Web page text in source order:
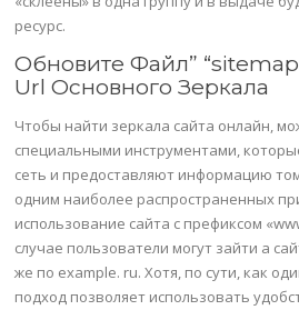
ресурс.
Обновите Файл”
Url Основного Зеркала
Чтобы найти зеркала сайта онлайн,
специальными инструментами,
сеть и предоставляют информацию
одним наиболее распространенных
использование сайта с префиксом
случае пользователи могут зайти а
же по example. ru. Хотя, по сути, как
подход позволяет использовать